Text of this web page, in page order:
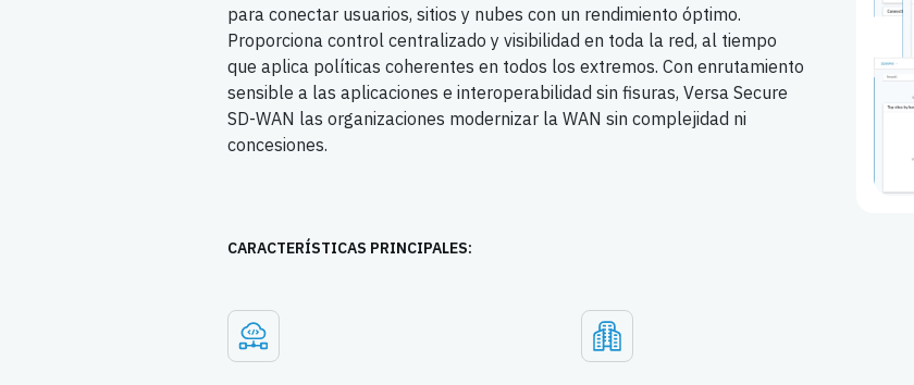
para conectar usuarios, sitios y nubes con un rendimiento óptimo.
Proporciona control centralizado y visibilidad en toda la red, al tiempo
que aplica políticas coherentes en todos los extremos. Con enrutamiento
sensible a las aplicaciones e interoperabilidad sin fisuras, Versa Secure
SD-WAN las organizaciones modernizar la WAN sin complejidad ni
concesiones.
CARACTERÍSTICAS PRINCIPALES: